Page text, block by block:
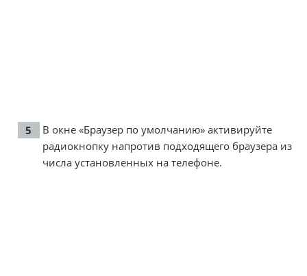
В окне «Браузер по умолчанию» активируйте
радиокнопку напротив подходящего браузера из
числа установленных на телефоне.